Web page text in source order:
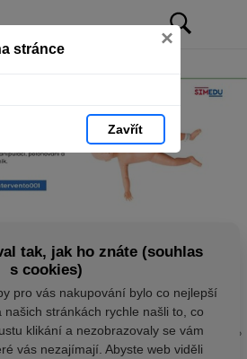
stránce ×
Zavřít
tak, jak ho znáte (souhlas
s cookies)
pro vás nakupování bylo co nejlepší
našich stránkách rychle našli to, co
klikání a nezobrazovaly se vám
vás nezajímají. Abyste web viděli